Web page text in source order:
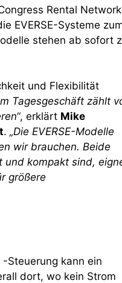
Rental Network
EVERSE-Systeme
stehen ab sofort
und Flexibilität
Tagesgeschäft zählt
, erklärt Mike
. „Die EVERSE-Modelle
wir brauchen. Beide
und kompakt sind,
größere
Steuerung kann ein
dort, wo kein Strom